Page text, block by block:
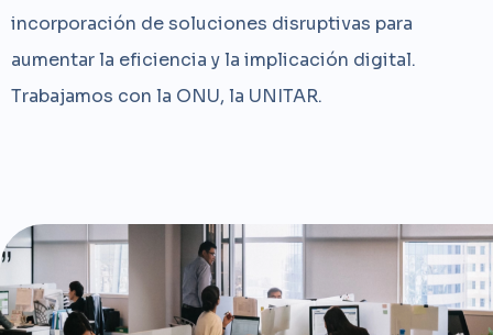
incorporación de soluciones disruptivas para
aumentar la eficiencia y la implicación digital.
Trabajamos con la ONU, la UNITAR.